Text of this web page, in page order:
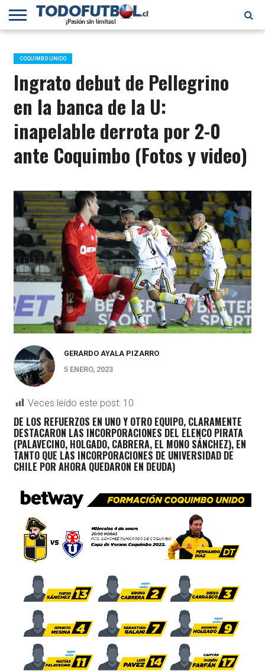
PRIMERA
B
SELECCIÓN
CHILENA
CHILENOS
EN EL
MUNDO
FÚTBOL
INTERNACIONAL
COQUIMBO UNIDO
Ingrato debut de Pellegrino
en la banca de la U:
inapelable derrota por 2-0
ante Coquimbo (Fotos y video)
GERARDO AYALA PIZARRO
5 ENERO, 2023
Veces leído este post: 10
DE LOS REFUERZOS EN UNO Y OTRO EQUIPO, CLARAMENTE
DESTACARON LAS INCORPORACIONES DEL ELENCO PIRATA
(PALAVECINO, HOLGADO, CABRERA, EL MONO SÁNCHEZ), EN
TANTO QUE LAS INCORPORACIONES DE UNIVERSIDAD DE
CHILE POR AHORA QUEDARON EN DEUDA)